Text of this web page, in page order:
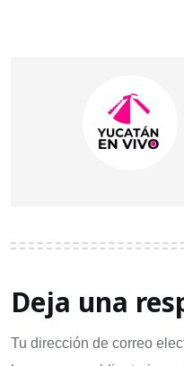
Deja una
Tu dirección de correo